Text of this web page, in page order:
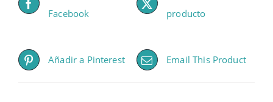
Facebook
producto
Añadir a Pinterest Email This Product